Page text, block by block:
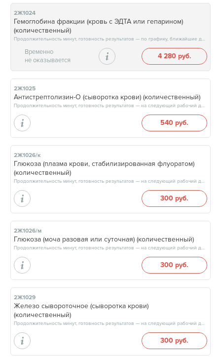
2Ж1024
Гемоглобина фракции (кровь с ЭДТА или гепарином)
(количественный)
Продолжительность минут, готовность результатов — по графику, ближайшие даты: 11.08.26, 18.08.26, 25.08.26, 01.09.26, результат через 3 рабочих дня, после 17:00
Временно
не оказывается
4 280 руб.
2Ж1025
Антистрептолизин-О (сыворотка крови) (количественный)
Продолжительность минут, готовность результатов — на следующий рабочий день, после 15:00
540 руб.
2Ж1026/к
Глюкоза (плазма крови, стабилизированная флуоратом)
(количественный)
Продолжительность минут, готовность результатов — на следующий рабочий день, после 15:00
300 руб.
2Ж1026/м
Глюкоза (моча разовая или суточная) (количественный)
Продолжительность минут, готовность результатов — на следующий рабочий день, после 15:00
300 руб.
2Ж1029
Железо сывороточное (сыворотка крови)
(количественный)
Продолжительность минут, готовность результатов — на следующий рабочий день, после 15:00
300 руб.